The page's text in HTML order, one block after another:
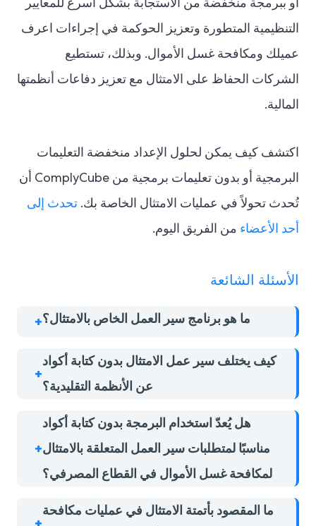
أو ببرمجة منخفضة من الاستجابة بشكل أسرع للمعايير
التنظيمية المتطورة وتعزيز الحوكمة في إجراءات اعرف
عميلك ومكافحة غسل الأموال. وبذلك، تستطيع
الشركات الحفاظ على الامتثال مع تعزيز دفاعات أنظمتها
المالية.
اكتشف كيف يمكن لحلول الإعداد منخفضة التعليمات
البرمجية أو بدون تعليمات برمجية من ComplyCube أن
تُحدث تحولاً في عمليات الامتثال الخاصة بك. تحدث إلى
أحد الأعضاء من الفريق اليوم.
الأسئلة الشائعة
ما هو برنامج سير العمل الخاص بالامتثال؟
كيف يختلف سير عمل الامتثال بدون كتابة أكواد
عن الأنظمة التقليدية؟
هل يُعدّ استخدام البرمجة بدون كتابة أكواد
مناسبًا لمتطلبات سير العمل المتعلقة بالامتثال
لمكافحة غسل الأموال في القطاع المصرفي؟
ما المقصود بأتمتة الامتثال في عمليات مكافحة